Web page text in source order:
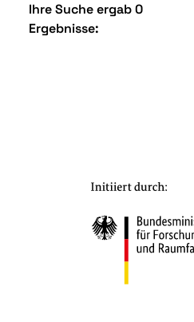
Ihre Suche ergab 0
Ergebnisse: